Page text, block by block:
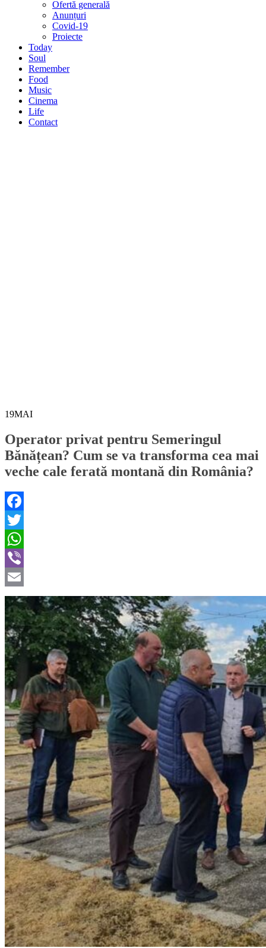
Ofertă generală
Anunțuri
Covid-19
Proiecte
Today
Soul
Remember
Food
Music
Cinema
Life
Contact
19MAI
Operator privat pentru Semeringul
Bănățean? Cum se va transforma cea mai
veche cale ferată montană din România?
Facebook
Twitter
WhatsApp
Viber
Email